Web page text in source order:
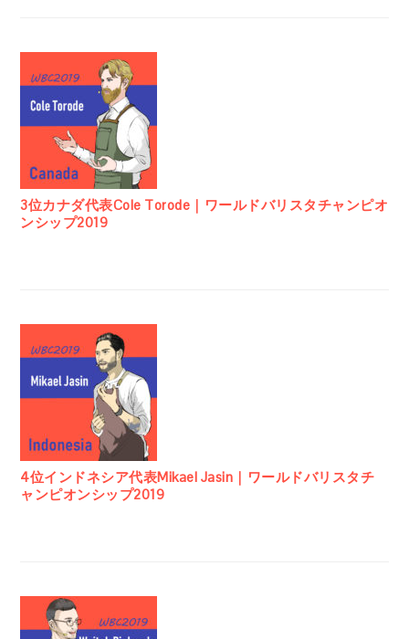
3位カナダ代表Cole Torode｜ワールドバリスタチャンピオ
ンシップ2019
4位インドネシア代表Mikael Jasin｜ワールドバリスタチ
ャンピオンシップ2019